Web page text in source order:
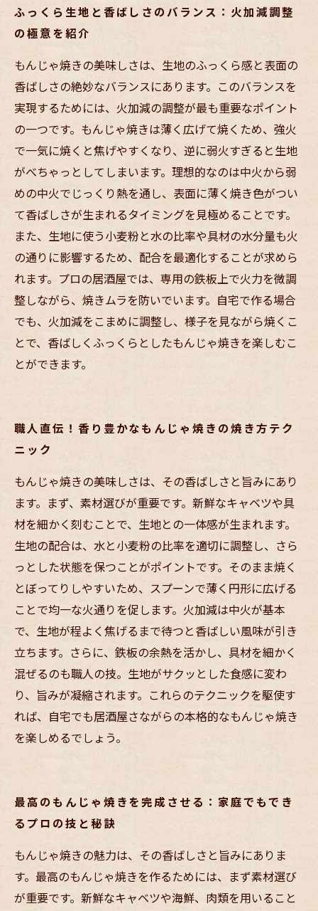
ふっくら生地と香ばしさのバランス：火加減調整
の極意を紹介
もんじゃ焼きの美味しさは、生地のふっくら感と表面の
香ばしさの絶妙なバランスにあります。このバランスを
実現するためには、火加減の調整が最も重要なポイント
の一つです。もんじゃ焼きは薄く広げて焼くため、強火
で一気に焼くと焦げやすくなり、逆に弱火すぎると生地
がべちゃっとしてしまいます。理想的なのは中火から弱
めの中火でじっくり熱を通し、表面に薄く焼き色がつい
て香ばしさが生まれるタイミングを見極めることです。
また、生地に使う小麦粉と水の比率や具材の水分量も火
の通りに影響するため、配合を最適化することが求めら
れます。プロの居酒屋では、専用の鉄板上で火力を微調
整しながら、焼きムラを防いでいます。自宅で作る場合
でも、火加減をこまめに調整し、様子を見ながら焼くこ
とで、香ばしくふっくらとしたもんじゃ焼きを楽しむこ
とができます。
職人直伝！香り豊かなもんじゃ焼きの焼き方テク
ニック
もんじゃ焼きの美味しさは、その香ばしさと旨みにあり
ます。まず、素材選びが重要です。新鮮なキャベツや具
材を細かく刻むことで、生地との一体感が生まれます。
生地の配合は、水と小麦粉の比率を適切に調整し、さら
っとした状態を保つことがポイントです。そのまま焼く
とぼってりしやすいため、スプーンで薄く円形に広げる
ことで均一な火通りを促します。火加減は中火が基本
で、生地が程よく焦げるまで待つと香ばしい風味が引き
立ちます。さらに、鉄板の余熱を活かし、具材を細かく
混ぜるのも職人の技。生地がサクッとした食感に変わ
り、旨みが凝縮されます。これらのテクニックを駆使す
れば、自宅でも居酒屋さながらの本格的なもんじゃ焼き
を楽しめるでしょう。
最高のもんじゃ焼きを完成させる：家庭でもでき
るプロの技と秘訣
もんじゃ焼きの魅力は、その香ばしさと旨みにありま
す。最高のもんじゃ焼きを作るためには、まず素材選び
が重要です。新鮮なキャベツや海鮮、肉類を用いること